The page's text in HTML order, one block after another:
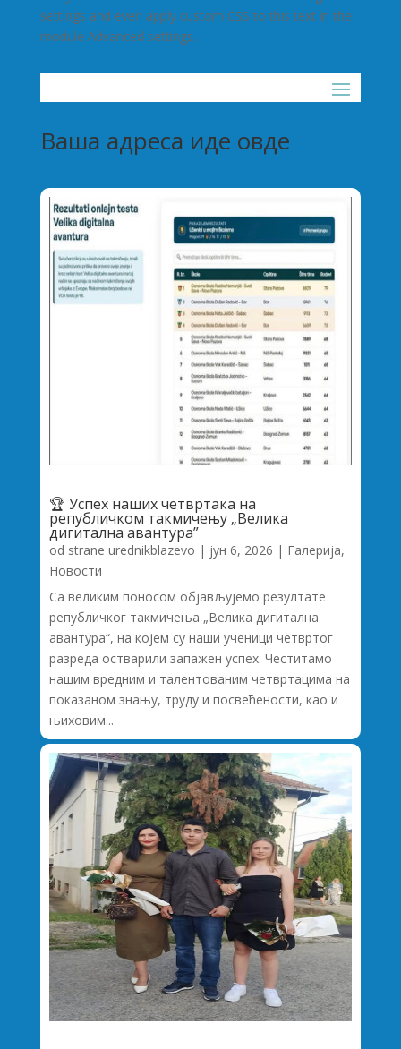
settings and even apply custom CSS to this text in the
module Advanced settings.
Ваша адреса иде овде
🏆 Успех наших четвртака на
републичком такмичењу „Велика
дигитална авантура”
od strane urednikblazevo | јун 6, 2026 | Галерија,
Новости
Са великим поносом објављујемо резултате
републичког такмичења „Велика дигитална
авантура“, на којем су наши ученици четвртог
разреда остварили запажен успех. Честитамо
нашим вредним и талентованим четвртацима на
показаном знању, труду и посвећености, као и
њиховим...